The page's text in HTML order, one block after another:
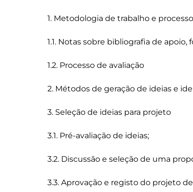
1. Metodologia de trabalho e
1.1. Notas sobre bibliografia de
1.2. Processo de avaliação
2. Métodos de geração de ideias e
3. Seleção de ideias para projeto
3.1. Pré-avaliação de ideias;
3.2. Discussão e seleção de uma
3.3. Aprovação e registo do projeto